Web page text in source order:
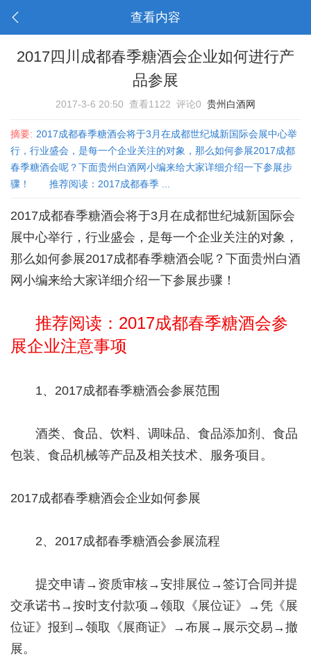
查看内容
2017四川成都春季糖酒会企业如何进行产
品参展
2017-3-6 20:50 查看1122 评论0 贵州白酒网
摘要: 2017成都春季糖酒会将于3月在成都世纪城新国际会展中心举
行，行业盛会，是每一个企业关注的对象，那么如何参展2017成都
春季糖酒会呢？下面贵州白酒网小编来给大家详细介绍一下参展步
骤！ 推荐阅读：2017成都春季 ...
2017成都春季糖酒会将于3月在成都世纪城新国际会
展中心举行，行业盛会，是每一个企业关注的对象，
那么如何参展2017成都春季糖酒会呢？下面贵州白酒
网 小编来给大家详细介绍一下参展步骤！
推荐阅读： 2017成都春季糖酒会参
展企业注意事项
1、2017成都春季糖酒会参展范围
酒类、食品、饮料、调味品、食品添加剂、食品
包装、食品机械等产品及相关技术、服务项目。
2017成都春季糖酒会企业如何参展
2、2017成都春季糖酒会参展流程
提交申请→资质审核→安排展位→签订合同并提
交承诺书→按时支付款项→领取《展位证》→凭《展
位证》报到→领取《展商证》→布展→展示交易→撤
展。